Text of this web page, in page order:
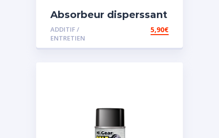
Absorbeur disperssant
d’eau pour carburant
ADDITIF /
ENTRETIEN
5,90€